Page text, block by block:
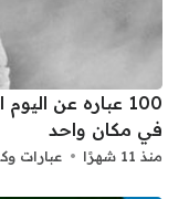
100 عباره عن
في مكان واحد
منذ 11 شهرًا عبارات